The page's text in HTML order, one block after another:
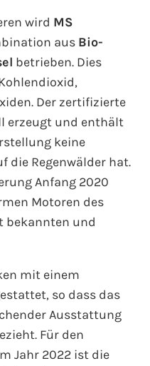
wird MS
aus Bio-
betrieben. Dies
Der zertifizierte
erzeugt und enthält
keine
die Regenwälder hat.
Anfang 2020
Motoren des
bekannten und
mit einem
so dass das
Ausstattung
Für den
Jahr 2022 ist die